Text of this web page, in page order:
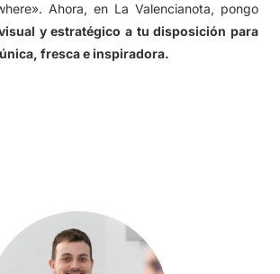
Ahora, en La Valencianota, pongo
y estratégico a tu disposición para
fresca e inspiradora.